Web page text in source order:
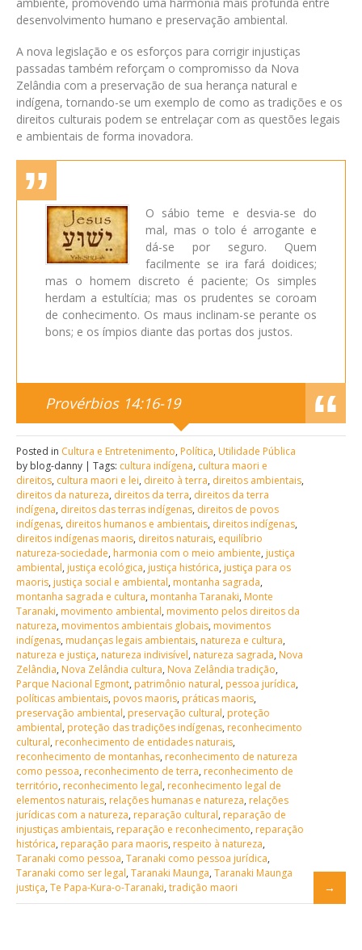
desenvolvimento humano e preservação ambiental.
A nova legislação e os esforços para corrigir injustiças
passadas também reforçam o compromisso da Nova
Zelândia com a preservação de sua herança natural e
indígena, tornando-se um exemplo de como as tradições e os
direitos culturais podem se entrelaçar com as questões legais
e ambientais de forma inovadora.
O sábio teme e desvia-se do
mal, mas o tolo é arrogante e
dá-se por seguro. Quem
facilmente se ira fará doidices;
mas o homem discreto é paciente; Os simples
herdam a estultícia; mas os prudentes se coroam
de conhecimento. Os maus inclinam-se perante os
bons; e os ímpios diante das portas dos justos.
Provérbios 14:16-19
Posted in Cultura e Entretenimento, Política, Utilidade Pública
by blog-danny | Tags: cultura indígena, cultura maori e
direitos, cultura maori e lei, direito à terra, direitos ambientais,
direitos da natureza, direitos da terra, direitos da terra
indígena, direitos das terras indígenas, direitos de povos
indígenas, direitos humanos e ambientais, direitos indígenas,
direitos indígenas maoris, direitos naturais, equilíbrio
natureza-sociedade, harmonia com o meio ambiente, justiça
ambiental, justiça ecológica, justiça histórica, justiça para os
maoris, justiça social e ambiental, montanha sagrada,
montanha sagrada e cultura, montanha Taranaki, Monte
Taranaki, movimento ambiental, movimento pelos direitos da
natureza, movimentos ambientais globais, movimentos
indígenas, mudanças legais ambientais, natureza e cultura,
natureza e justiça, natureza indivisível, natureza sagrada, Nova
Zelândia, Nova Zelândia cultura, Nova Zelândia tradição,
Parque Nacional Egmont, patrimônio natural, pessoa jurídica,
políticas ambientais, povos maoris, práticas maoris,
preservação ambiental, preservação cultural, proteção
ambiental, proteção das tradições indígenas, reconhecimento
cultural, reconhecimento de entidades naturais,
reconhecimento de montanhas, reconhecimento de natureza
como pessoa, reconhecimento de terra, reconhecimento de
território, reconhecimento legal, reconhecimento legal de
elementos naturais, relações humanas e natureza, relações
jurídicas com a natureza, reparação cultural, reparação de
injustiças ambientais, reparação e reconhecimento, reparação
histórica, reparação para maoris, respeito à natureza,
Taranaki como pessoa, Taranaki como pessoa jurídica,
Taranaki como ser legal, Taranaki Maunga, Taranaki Maunga
justiça, Te Papa-Kura-o-Taranaki, tradição maori